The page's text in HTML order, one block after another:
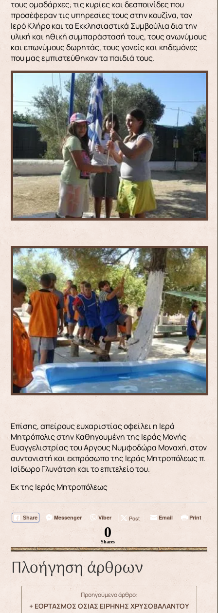
τους ομαδάρχες, τις κυρίες και δεσποινίδες που
προσέφεραν τις υπηρεσίες τους στην κουζίνα, τον
Ιερό Κλήρο και τα Εκκλησιαστικά Συμβούλια δια την
υλική και ηθική συμπαράστασή τους, τους ανωνύμους
και επωνύμους δωρητάς, τους γονείς και κηδεμόνες
που μας εμπιστεύθηκαν τα παιδιά τους.
Επίσης, απείρους ευχαριστίας οφείλει η Ιερά
Μητρόπολις στην Καθηγουμένη της Ιεράς Μονής
Ευαγγελιστρίας του Aργους Νυμφοδώρα Μοναχή, στον
συντονιστή και εκπρόσωπο της Ιεράς Μητροπόλεως π.
Ισίδωρο Γλυνάτση και το επιτελείο του.
Εκ της Ιεράς Μητροπόλεως
Share Messenger Viber Post Email Print
0
Shares
Πλοήγηση άρθρων
Προηγούμενο άρθρο:
+ ΕΟΡΤΑΣΜΟΣ ΟΣΙΑΣ ΕΙΡΗΝΗΣ ΧΡΥΣΟΒΑΛΑΝΤΟΥ